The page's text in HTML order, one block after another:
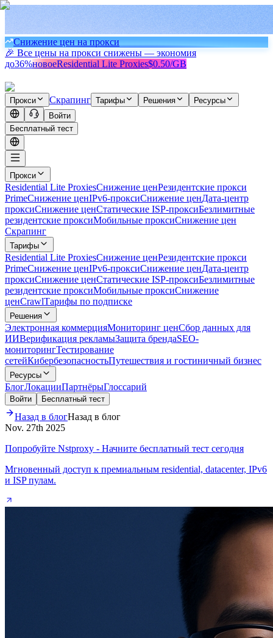
Снижение цен на прокси
🎉 Все цены на прокси снижены — экономия
до36%новоеResidential Lite Proxies$0.50/GB
Прокси Скрапинг Тарифы Решения
Ресурсы
Войти
Бесплатный тест
Прокси
Residential Lite ProxiesСнижение ценРезидентские прокси
PrimeСнижение ценIPv6-проксиСнижение ценДата-центр
проксиСнижение ценСтатические ISP-проксиБезлимитные
резидентские проксиМобильные проксиСнижение цен
Скрапинг
Тарифы
Residential Lite ProxiesСнижение ценРезидентские прокси
PrimeСнижение ценIPv6-проксиСнижение ценДата-центр
проксиСнижение ценСтатические ISP-проксиБезлимитные
резидентские проксиМобильные проксиСнижение
ценCrawlТарифы по подписке
Решения
Электронная коммерцияМониторинг ценСбор данных для
ИИВерификация рекламыЗащита брендаSEO-
мониторингТестирование
сетейКибербезопасностьПутешествия и гостиничный бизнес
Ресурсы
БлогЛокацииПартнёрыГлоссарий
Войти Бесплатный тест
Назад в блогНазад в блог
Nov. 27th 2025
Попробуйте Nstproxy - Начните бесплатный тест сегодня
Мгновенный доступ к премиальным residential, datacenter, IPv6
и ISP пулам.